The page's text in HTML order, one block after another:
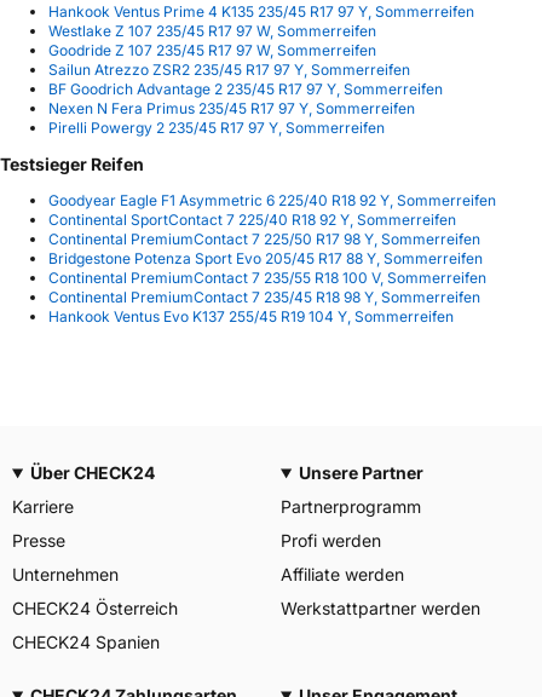
Hankook Ventus Prime 4 K135 235/45 R17 97 Y, Sommerreifen
Westlake Z 107 235/45 R17 97 W, Sommerreifen
Goodride Z 107 235/45 R17 97 W, Sommerreifen
Sailun Atrezzo ZSR2 235/45 R17 97 Y, Sommerreifen
BF Goodrich Advantage 2 235/45 R17 97 Y, Sommerreifen
Nexen N Fera Primus 235/45 R17 97 Y, Sommerreifen
Pirelli Powergy 2 235/45 R17 97 Y, Sommerreifen
Testsieger Reifen
Goodyear Eagle F1 Asymmetric 6 225/40 R18 92 Y, Sommerreifen
Continental SportContact 7 225/40 R18 92 Y, Sommerreifen
Continental PremiumContact 7 225/50 R17 98 Y, Sommerreifen
Bridgestone Potenza Sport Evo 205/45 R17 88 Y, Sommerreifen
Continental PremiumContact 7 235/55 R18 100 V, Sommerreifen
Continental PremiumContact 7 235/45 R18 98 Y, Sommerreifen
Hankook Ventus Evo K137 255/45 R19 104 Y, Sommerreifen
Über CHECK24
Karriere
Presse
Unternehmen
CHECK24 Österreich
CHECK24 Spanien
Unsere Partner
Partnerprogramm
Profi werden
Affiliate werden
Werkstattpartner werden